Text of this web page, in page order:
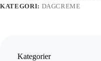
KATEGORI: DAGCREME
Kategorier